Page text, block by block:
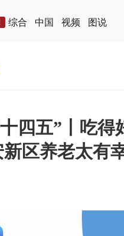
综合 中国 视频 图说
四五”丨吃
区养老太有